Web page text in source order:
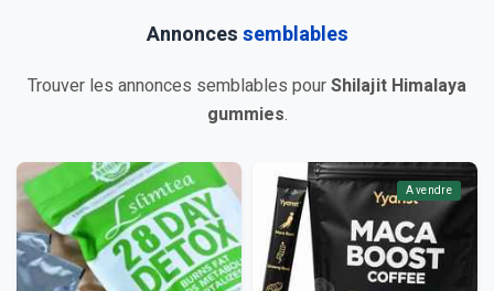
Annoncessemblables
Trouver les annonces semblables pourShilajit Himalaya
gummies.
A vendre